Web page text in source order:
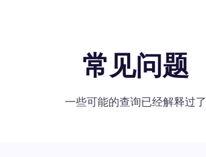
常见问题
一些可能的查询已经解释过了